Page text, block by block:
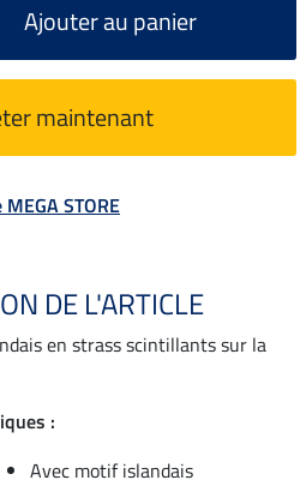
Ajouter au panier
maintenant
STORE
DE L'ARTICLE
en strass scintillants sur la
:
Avec motif islandais